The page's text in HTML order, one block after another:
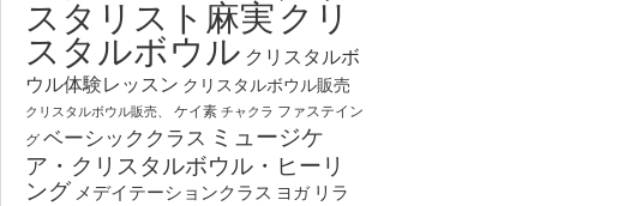
スタリスト麻実 クリ
スタルボウル クリスタルボ
ウル体験レッスン クリスタルボウル販売
クリスタルボウル販売、 ケイ素 チャクラ ファステイン
グ ベーシッククラス ミュージケ
ア・クリスタルボウル・ヒーリ
ング メデイテーションクラス ヨガ リラ